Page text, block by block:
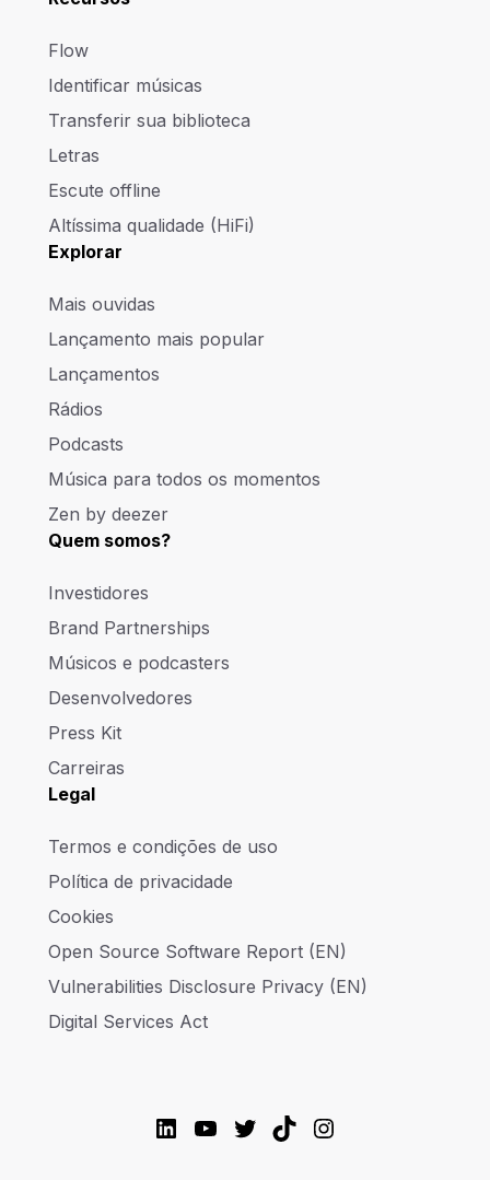
Flow
Identificar músicas
Transferir sua biblioteca
Letras
Escute offline
Altíssima qualidade (HiFi)
Explorar
Mais ouvidas
Lançamento mais popular
Lançamentos
Rádios
Podcasts
Música para todos os momentos
Zen by deezer
Quem somos?
Investidores
Brand Partnerships
Músicos e podcasters
Desenvolvedores
Press Kit
Carreiras
Legal
Termos e condições de uso
Política de privacidade
Cookies
Open Source Software Report (EN)
Vulnerabilities Disclosure Privacy (EN)
Digital Services Act
LinkedIn
YouTube
Twitter
TikTokInstagram